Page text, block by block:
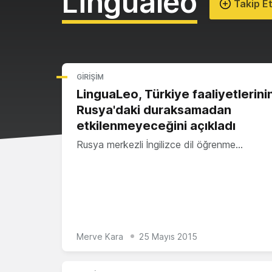
Takip Et
GIRIŞIM
LinguaLeo, Türkiye
Rusya'daki duraksamadan
etkilenmeyeceğini açıkladı
Rusya merkezli İngilizce dil öğrenme…
Merve Kara 25 Mayıs 2015